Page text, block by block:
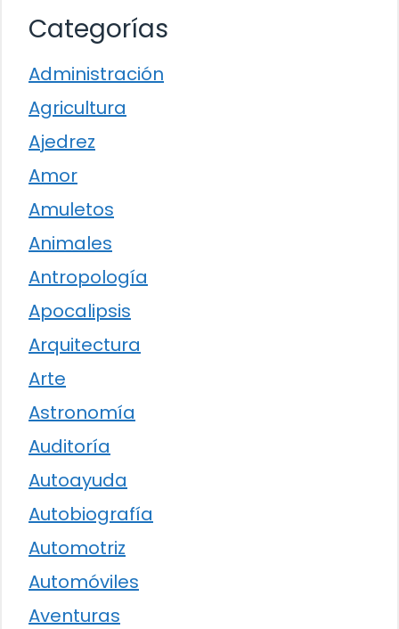
Categorías
Administración
Agricultura
Ajedrez
Amor
Amuletos
Animales
Antropología
Apocalipsis
Arquitectura
Arte
Astronomía
Auditoría
Autoayuda
Autobiografía
Automotriz
Automóviles
Aventuras